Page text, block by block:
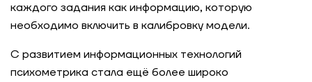
каждого задания как информацию, которую
необходимо включить в калибровку модели.
С развитием информационных технологий
психометрика стала ещё более широко